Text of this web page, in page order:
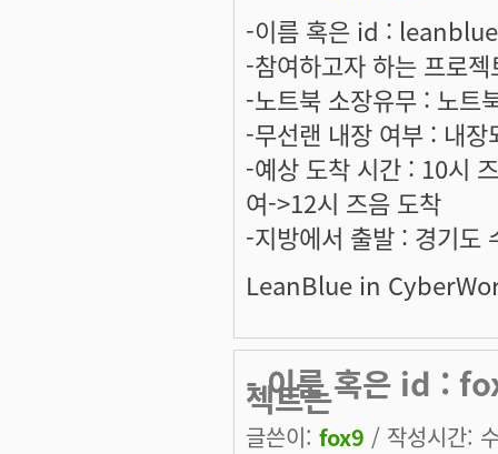
-이름 혹은 id :
-참여하고자 하는 프로
-노트북 소장유무 : 노트
-무선랜 내장 여부 : 내
-예상 도착 시간 : 10시
여->12시 즈음 도착
-지방에서 출발 : 경기도
LeanBlue in
- 이름 혹은 id :
젝트는
글쓴이: fox9 / 작성시간: